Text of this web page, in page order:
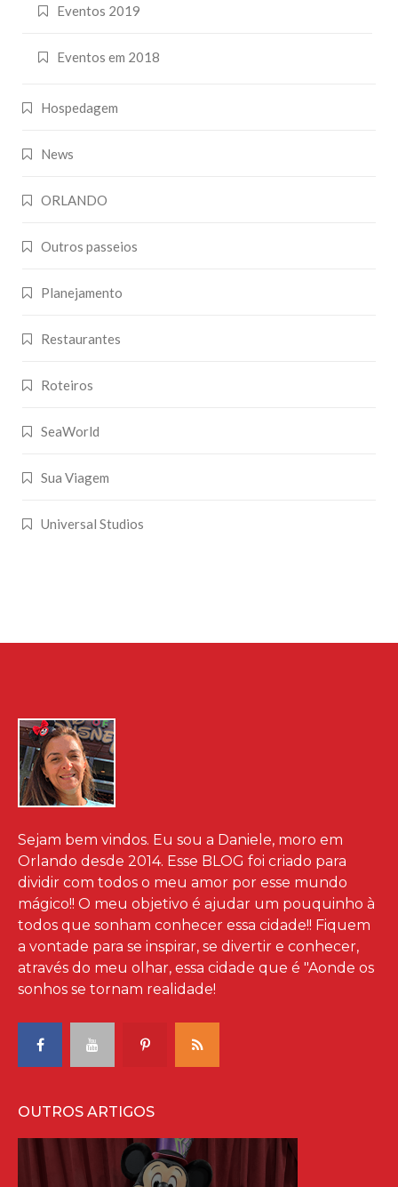
Eventos 2019
Eventos em 2018
Hospedagem
News
ORLANDO
Outros passeios
Planejamento
Restaurantes
Roteiros
SeaWorld
Sua Viagem
Universal Studios
Sejam bem vindos. Eu sou a Daniele, moro em
Orlando desde 2014. Esse BLOG foi criado para
dividir com todos o meu amor por esse mundo
mágico!! O meu objetivo é ajudar um pouquinho à
todos que sonham conhecer essa cidade!! Fiquem
a vontade para se inspirar, se divertir e conhecer,
através do meu olhar, essa cidade que é "Aonde os
sonhos se tornam realidade!
OUTROS ARTIGOS